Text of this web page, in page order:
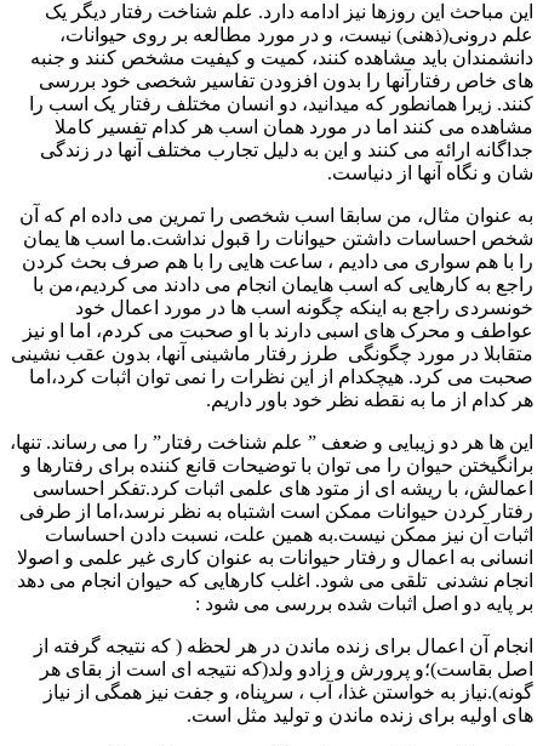
مباحث این روزها نیز ادامه دارد. علم شناخت رفتار دیگر یک
درونی(ذهنی) نیست، و در مورد مطالعه بر روی حیوانات،
باید مشاهده کنند، کمیت و کیفیت مشخص کنند و جنبه
خاص رفتارآنها را بدون افزودن تفاسیر شخصی خود بررسی
زیرا همانطور که میدانید، دو انسان مختلف رفتار یک اسب را
می کنند اما در مورد همان اسب هر کدام تفسیر کاملا
ارائه می کنند و این به دلیل تجارب مختلف آنها در زندگی
و نگاه آنها از دنیاست.
عنوان مثال، من سابقا اسب شخصی را تمرین می داده ام که آن
احساسات داشتن حیوانات را قبول نداشت.ما اسب ها یمان
با هم سواری می دادیم ، ساعت هایی را با هم صرف بحث کردن
به کارهایی که اسب هایمان انجام می دادند می کردیم،من با
راجع به اینکه چگونه اسب ها در مورد اعمال خود
و محرک های اسبی دارند با او صحبت می کردم، اما او نیز
در مورد چگونگی طرز رفتار ماشینی آنها، بدون عقب نشینی
می کرد. هیچکدام از این نظرات را نمی توان اثبات کرد،اما
کدام از ما به نقطه نظر خود باور داریم.
ها هر دو زیبایی و ضعف ” علم شناخت رفتار” را می رساند. تنها،
حیوان را می توان با توضیحات قانع کننده برای رفتارها و
با ریشه ای از متود های علمی اثبات کرد.تفکر احساسی
کردن حیوانات ممکن است اشتباه به نظر نرسد،اما از طرفی
آن نیز ممکن نیست.به همین علت، نسبت دادن احساسات
به اعمال و رفتار حیوانات به عنوان کاری غیر علمی و اصولا
نشدنی تلقی می شود. اغلب کارهایی که حیوان انجام می دهد
پایه دو اصل اثبات شده بررسی می شود :
آن اعمال برای زنده ماندن در هر لحظه ( که نتیجه گرفته از
بقاست)؛و پرورش و زادو ولد(که نتیجه ای است از بقای هر
به خواستن غذا، آب ، سرپناه، و جفت نیز همگی از نیاز
اولیه برای زنده ماندن و تولید مثل است.